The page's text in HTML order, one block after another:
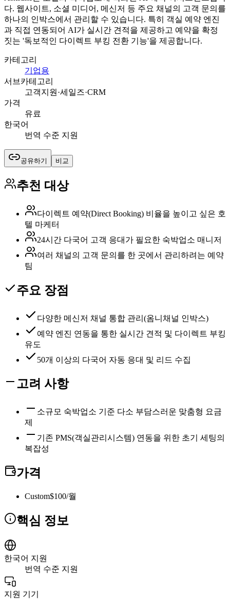
다. 웹사이트, 소셜 미디어, 메신저 등 주요 채널의 고객 문의를
하나의 인박스에서 관리할 수 있습니다. 특히 객실 예약 엔진
과 직접 연동되어 AI가 실시간 견적을 제공하고 예약을 확정
짓는 '독보적인 다이렉트 부킹 전환 기능'을 제공합니다.
카테고리
기업용
서브카테고리
고객지원·세일즈·CRM
가격
유료
한국어
번역 수준 지원
공유하기 비교
추천 대상
다이렉트 예약(Direct Booking) 비율을 높이고 싶은 호
텔 마케터
24시간 다국어 고객 응대가 필요한 숙박업소 매니저
여러 채널의 고객 문의를 한 곳에서 관리하려는 예약
팀
주요 장점
다양한 메신저 채널 통합 관리(옴니채널 인박스)
예약 엔진 연동을 통한 실시간 견적 및 다이렉트 부킹
유도
50개 이상의 다국어 자동 응대 및 리드 수집
고려 사항
소규모 숙박업소 기준 다소 부담스러운 맞춤형 요금
제
기존 PMS(객실관리시스템) 연동을 위한 초기 세팅의
복잡성
가격
Custom$100/월
핵심 정보
한국어 지원
번역 수준 지원
지원 기기